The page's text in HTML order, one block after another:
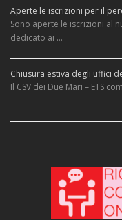
Aperte le iscrizioni per il
Sono aperte le iscrizioni al
dedicato ai …
Chiusura estiva degli uffici
Il CSV dei Due Mari – ETS